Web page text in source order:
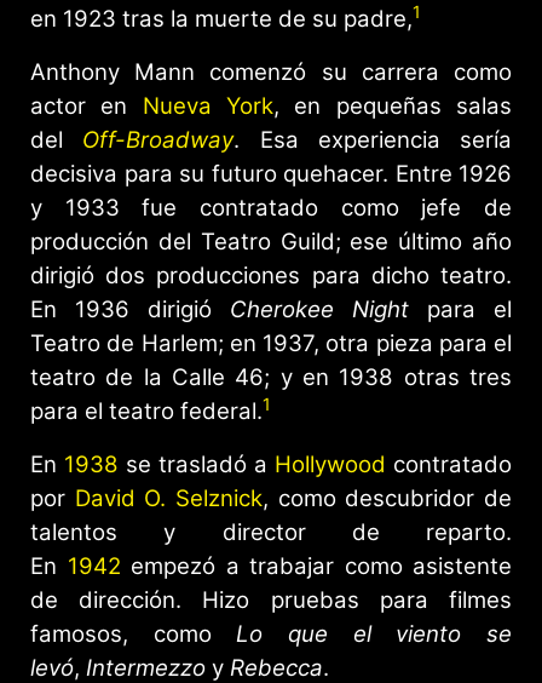
en 1923 tras la muerte de su padre,1
Anthony Mann comenzó su carrera como
actor en Nueva York, en pequeñas salas
del Off-Broadway. Esa experiencia sería
decisiva para su futuro quehacer. Entre 1926
y 1933 fue contratado como jefe de
producción del Teatro Guild; ese último año
dirigió dos producciones para dicho teatro.
En 1936 dirigió Cherokee Night para el
Teatro de Harlem; en 1937, otra pieza para el
teatro de la Calle 46; y en 1938 otras tres
para el teatro federal.1
En 1938 se trasladó a Hollywood contratado
por David O. Selznick, como descubridor de
talentos y director de reparto.
En 1942 empezó a trabajar como asistente
de dirección. Hizo pruebas para filmes
famosos, comoLo que el viento se
levó, Intermezzo y Rebecca.